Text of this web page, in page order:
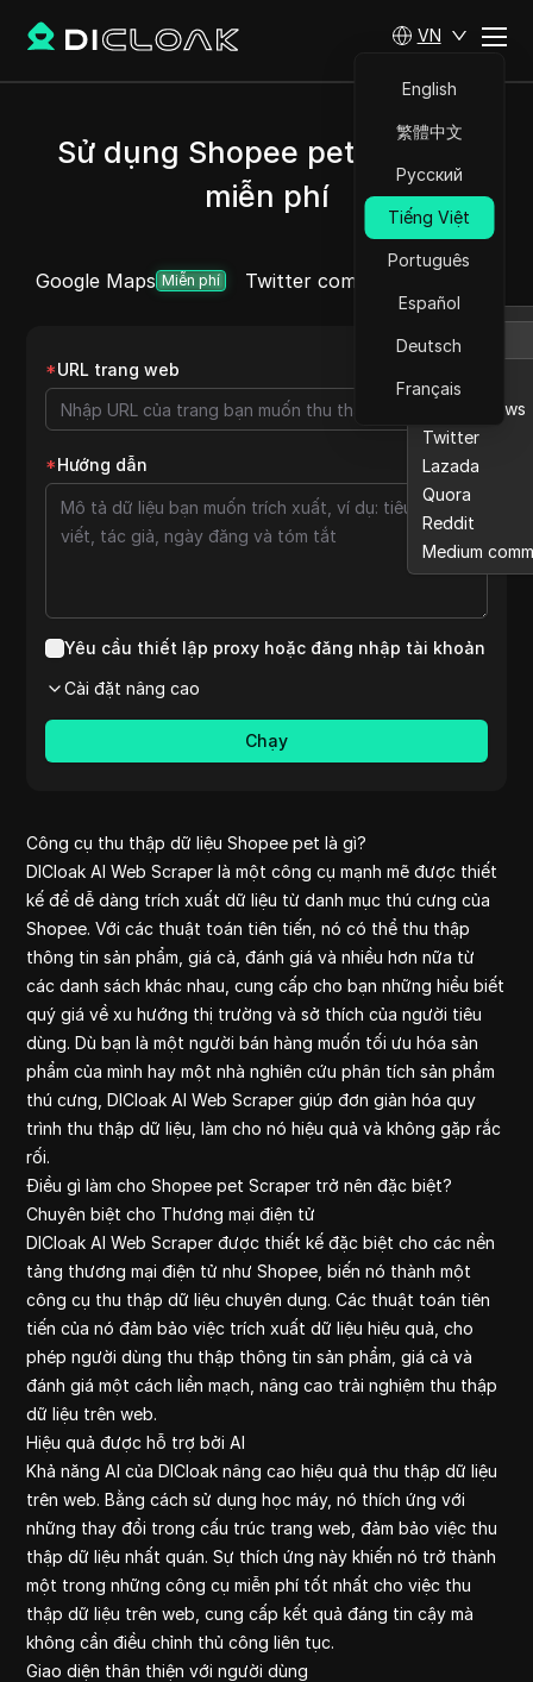
VN
English
繁體中文
Русский
Tiếng Việt
Português
Español
Deutsch
Français
Sử dụng Shopee pet Scraper
miễn phí
Google Maps Miễn phí Twitter comment
Etsy
Ebay reviews
Twitter
Lazada
Quora
Reddit
Medium
Etsy reviews
Shopee pet
Pinterest
Amazon
Pinterest
Yelp
Reddit
Yelp reviews
Quora
Tiktok
Ebay Scrap
Yahoo
Google
Youtube
*URL trang web
*Hướng dẫn
Yêu cầu thiết lập proxy hoặc đăng nhập tài khoản
Cài đặt nâng cao
Chạy
Công cụ thu thập dữ liệu Shopee pet là gì?
DICloak AI Web Scraper là một công cụ mạnh mẽ được thiết
kế để dễ dàng trích xuất dữ liệu từ danh mục thú cưng của
Shopee. Với các thuật toán tiên tiến, nó có thể thu thập
thông tin sản phẩm, giá cả, đánh giá và nhiều hơn nữa từ
các danh sách khác nhau, cung cấp cho bạn những hiểu biết
quý giá về xu hướng thị trường và sở thích của người tiêu
dùng. Dù bạn là một người bán hàng muốn tối ưu hóa sản
phẩm của mình hay một nhà nghiên cứu phân tích sản phẩm
thú cưng, DICloak AI Web Scraper giúp đơn giản hóa quy
trình thu thập dữ liệu, làm cho nó hiệu quả và không gặp rắc
rối.
Điều gì làm cho Shopee pet Scraper trở nên đặc biệt?
Chuyên biệt cho Thương mại điện tử
DICloak AI Web Scraper được thiết kế đặc biệt cho các nền
tảng thương mại điện tử như Shopee, biến nó thành một
công cụ thu thập dữ liệu chuyên dụng. Các thuật toán tiên
tiến của nó đảm bảo việc trích xuất dữ liệu hiệu quả, cho
phép người dùng thu thập thông tin sản phẩm, giá cả và
đánh giá một cách liền mạch, nâng cao trải nghiệm thu thập
dữ liệu trên web.
Hiệu quả được hỗ trợ bởi AI
Khả năng AI của DICloak nâng cao hiệu quả thu thập dữ liệu
trên web. Bằng cách sử dụng học máy, nó thích ứng với
những thay đổi trong cấu trúc trang web, đảm bảo việc thu
thập dữ liệu nhất quán. Sự thích ứng này khiến nó trở thành
một trong những công cụ miễn phí tốt nhất cho việc thu
thập dữ liệu trên web, cung cấp kết quả đáng tin cậy mà
không cần điều chỉnh thủ công liên tục.
Giao diện thân thiện với người dùng